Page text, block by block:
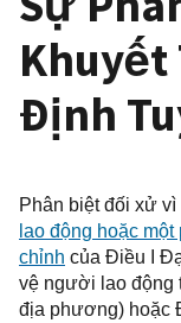
Khuyết
Định
Phân biệt đối xử vì
lao động hoặc một
chỉnh của Điều I
vệ người lao động
địa phương) hoặc